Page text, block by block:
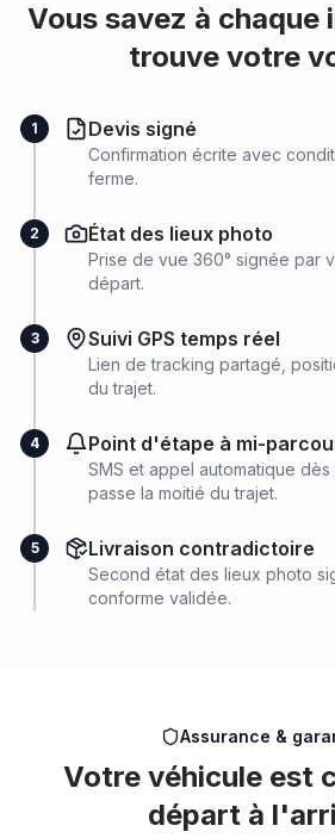
Vous savez à chaque
trouve votre
1 Devis signé
Confirmation écrite avec
ferme.
2 État des lieux photo
Prise de vue 360° signée par
départ.
3 Suivi GPS temps réel
Lien de tracking partagé,
du trajet.
4 Point d'étape à mi-
SMS et appel automatique
passe la moitié du trajet.
5 Livraison contradictoire
Second état des lieux photo
conforme validée.
Assurance &
Votre véhicule est
départ à